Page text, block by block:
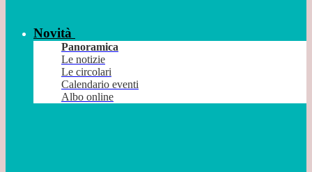
Novità
Panoramica
Le notizie
Le circolari
Calendario eventi
Albo online